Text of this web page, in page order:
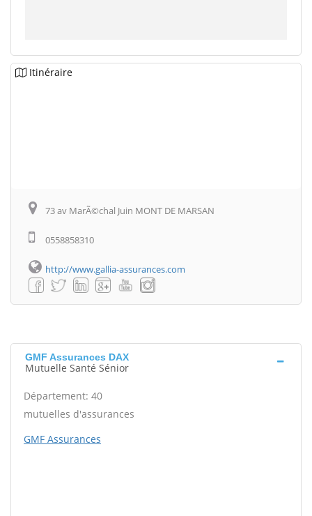
Itinéraire
73 av MarÃ©chal Juin MONT DE MARSAN
0558858310
http://www.gallia-assurances.com
GMF Assurances DAX
Mutuelle Santé Sénior
Département: 40
mutuelles d'assurances
GMF Assurances